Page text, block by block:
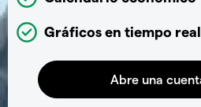
Gráficos en tiempo real